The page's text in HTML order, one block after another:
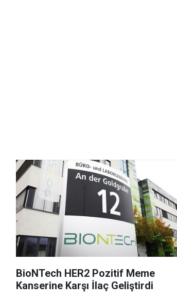
BioNTech HER2 Pozitif Meme
Kanserine Karşı İlaç Geliştirdi